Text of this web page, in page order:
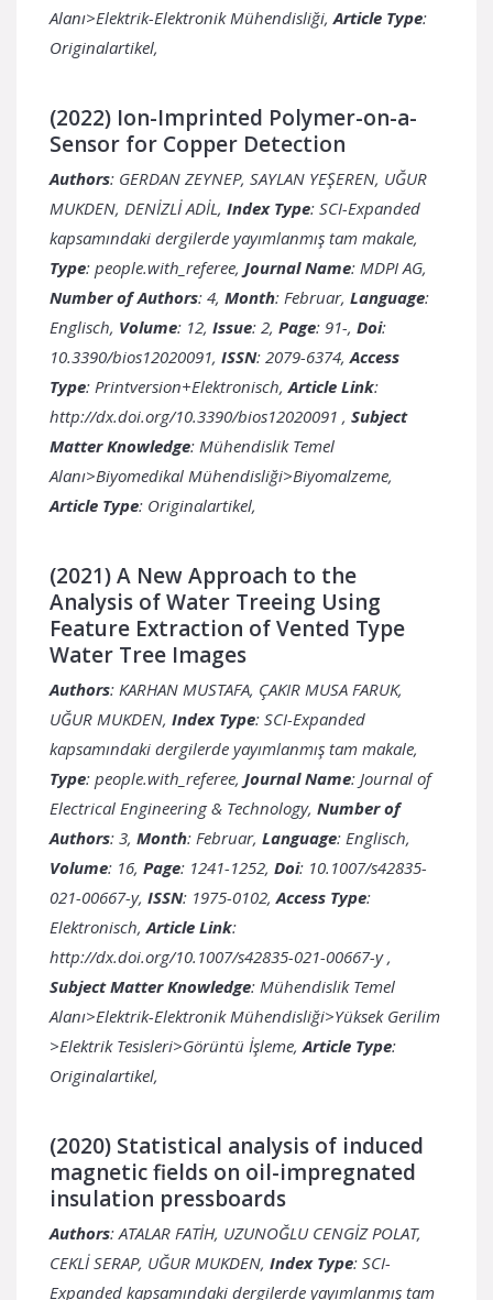
Alanı>Elektrik-Elektronik Mühendisliği, Article Type:
Originalartikel,
(2022) Ion-Imprinted Polymer-on-a-
Sensor for Copper Detection
Authors: GERDAN ZEYNEP, SAYLAN YEŞEREN, UĞUR
MUKDEN, DENİZLİ ADİL, Index Type: SCI-Expanded
kapsamındaki dergilerde yayımlanmış tam makale,
Type: people.with_referee, Journal Name: MDPI AG,
Number of Authors: 4, Month: Februar, Language:
Englisch, Volume: 12, Issue: 2, Page: 91-, Doi:
10.3390/bios12020091, ISSN: 2079-6374, Access
Type: Printversion+Elektronisch, Article Link:
http://dx.doi.org/10.3390/bios12020091 , Subject
Matter Knowledge: Mühendislik Temel
Alanı>Biyomedikal Mühendisliği>Biyomalzeme,
Article Type: Originalartikel,
(2021) A New Approach to the
Analysis of Water Treeing Using
Feature Extraction of Vented Type
Water Tree Images
Authors: KARHAN MUSTAFA, ÇAKIR MUSA FARUK,
UĞUR MUKDEN, Index Type: SCI-Expanded
kapsamındaki dergilerde yayımlanmış tam makale,
Type: people.with_referee, Journal Name: Journal of
Electrical Engineering & Technology, Number of
Authors: 3, Month: Februar, Language: Englisch,
Volume: 16, Page: 1241-1252, Doi: 10.1007/s42835-
021-00667-y, ISSN: 1975-0102, Access Type:
Elektronisch, Article Link:
http://dx.doi.org/10.1007/s42835-021-00667-y,
Subject Matter Knowledge: Mühendislik Temel
Alanı>Elektrik-Elektronik Mühendisliği>Yüksek Gerilim
>Elektrik Tesisleri>Görüntü İşleme, Article Type:
Originalartikel,
(2020) Statistical analysis of induced
magnetic fields on oil-impregnated
insulation pressboards
Authors: ATALAR FATİH, UZUNOĞLU CENGİZ POLAT,
CEKLİ SERAP, UĞUR MUKDEN, Index Type: SCI-
Expanded kapsamındaki dergilerde yayımlanmış tam